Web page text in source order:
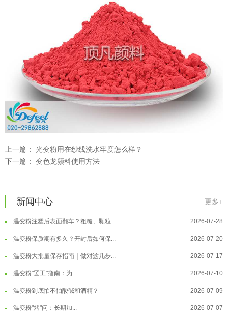
上一篇： 光变粉用在纱线洗水牢度怎么样？
下一篇： 变色龙颜料使用方法
新闻中心 更多+
温变粉适合做热变还是冷变？ 2026-08-04
温变粉注塑后表面翻车？粗糙、颗粒... 2026-07-28
温变粉保质期有多久？开封后如何保... 2026-07-20
温变粉大批量保存指南｜做对这几步... 2026-07-17
温变粉"罢工"指南：为... 2026-07-10
温变粉到底怕不怕酸碱和酒精？ 2026-07-09
温变粉"烤"问：长期加... 2026-07-07